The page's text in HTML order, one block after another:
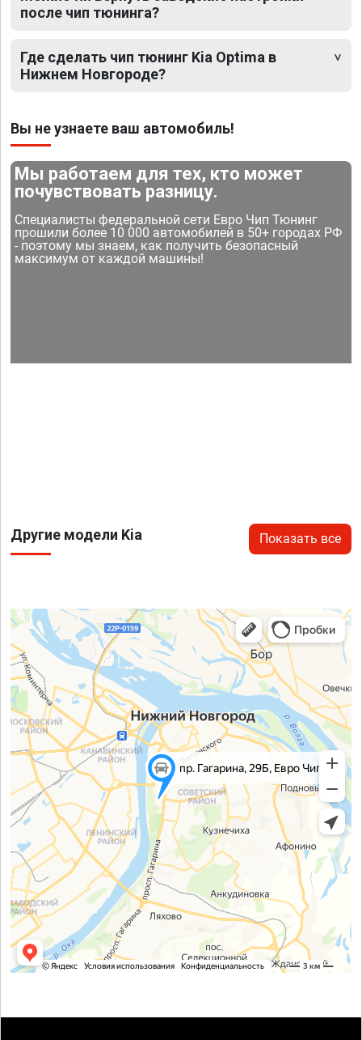
после чип тюнинга?
Где сделать чип тюнинг Kia Optima в
Нижнем Новгороде?
Вы не узнаете ваш автомобиль!
Мы работаем для тех, кто может
почувствовать разницу.
Специалисты федеральной сети Евро Чип Тюнинг
прошили более 10 000 автомобилей в 50+ городах РФ
- поэтому мы знаем, как получить безопасный
максимум от каждой машины!
Другие модели Kia Показать все